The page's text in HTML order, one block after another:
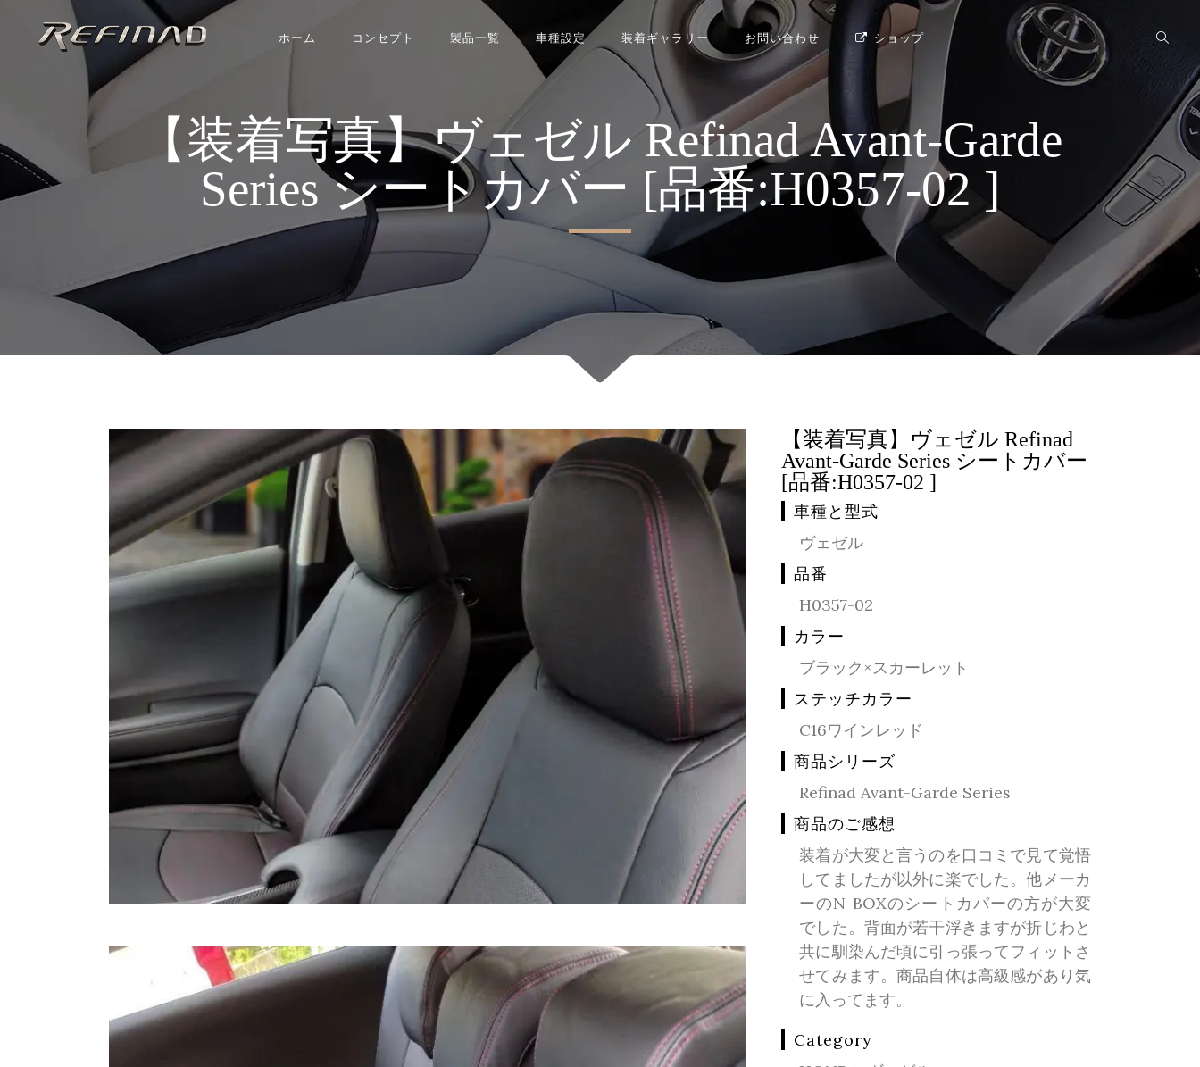
ホーム コンセプト 製品一覧 車種設定 装着ギャラリー お問い合わせ ショップ
【装着写真】ヴェゼル Refinad Avant-Garde
Series シートカバー [品番:H0357-02 ]
【装着写真】ヴェゼル Refinad
Avant-Garde Series シートカバー
[品番:H0357-02 ]
車種と型式
ヴェゼル
品番
H0357-02
カラー
ブラック×スカーレット
ステッチカラー
C16ワインレッド
商品シリーズ
Refinad Avant-Garde Series
商品のご感想
装着が大変と言うのを口コミで見て覚悟
してましたが以外に楽でした。他メーカ
ーのN-BOXのシートカバーの方が大変
でした。背面が若干浮きますが折じわと
共に馴染んだ頃に引っ張ってフィットさ
せてみます。商品自体は高級感があり気
に入ってます。
Category